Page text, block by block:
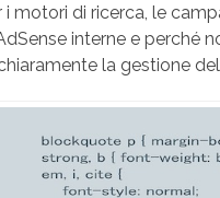
i motori di ricerca, le
interne e perché
la gestione